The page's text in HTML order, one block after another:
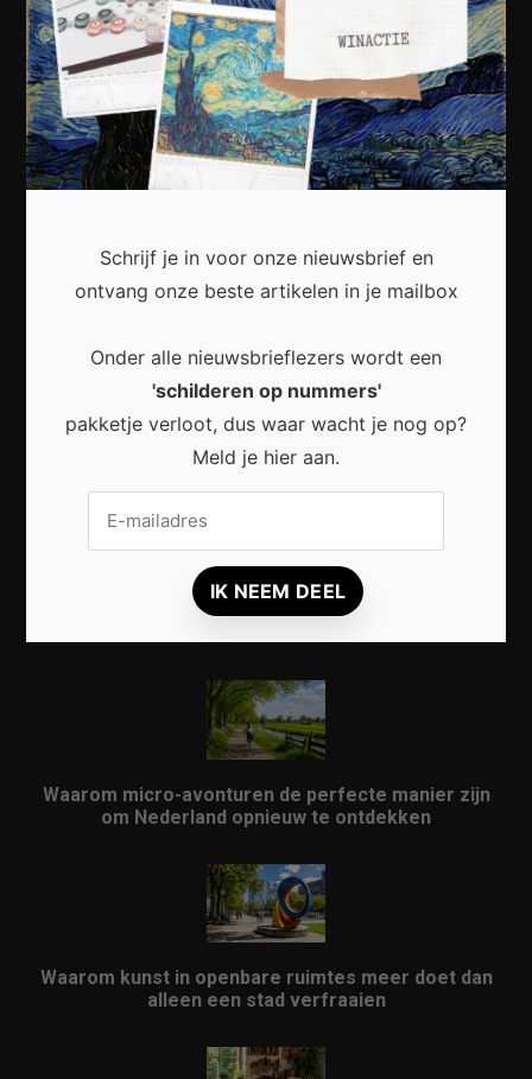
Kunst
Cultuur
Muziek
Lichaam en Geest
Business
Varia
Meest recent
Waarom een thuisbatterij steeds interessanter
Waarom micro-avonturen de perfecte manier zijn
om Nederland opnieuw te ontdekken
Waarom kunst in openbare ruimtes meer doet dan
alleen een stad verfraaien
Schrijf je in voor onze nieuwsbrief en
ontvang onze beste artikelen in je mailbox
Onder alle nieuwsbrieflezers wordt een
'schilderen op nummers'
pakketje verloot, dus waar wacht je nog op?
Meld je hier aan.